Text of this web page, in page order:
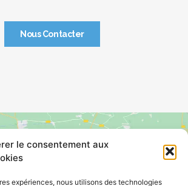
le consentement aux
expériences, nous utilisons des technologies
Nous Contacter